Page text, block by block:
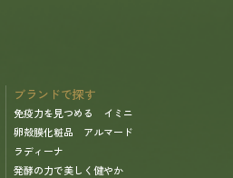
ブランドで探す
免疫力を見つめる イミニ
卵殻膜化粧品 アルマード
ラディーナ
発酵の力で美しく健やか